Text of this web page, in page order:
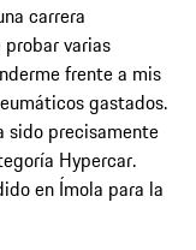
carrera
varias
frente a mis
gastados.
sido precisamente
Hypercar.
en Ímola para la